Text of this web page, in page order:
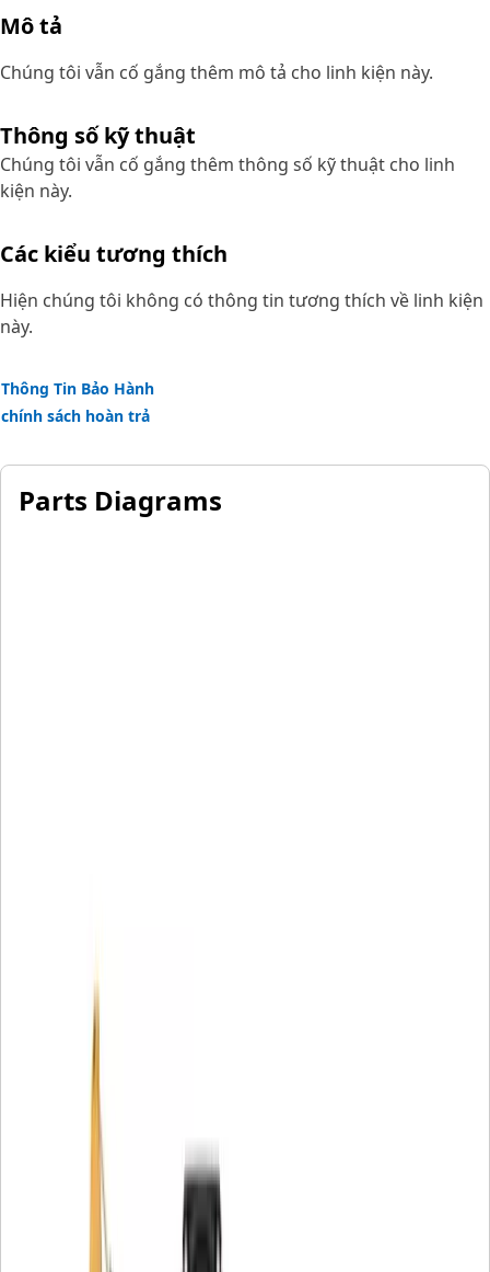
Mô tả
Chúng tôi vẫn cố gắng thêm mô tả cho linh kiện này.
Thông số kỹ thuật
Chúng tôi vẫn cố gắng thêm thông số kỹ thuật cho linh
kiện này.
Các kiểu tương thích
Hiện chúng tôi không có thông tin tương thích về linh kiện
này.
Thông Tin Bảo Hành
chính sách hoàn trả
Parts Diagrams